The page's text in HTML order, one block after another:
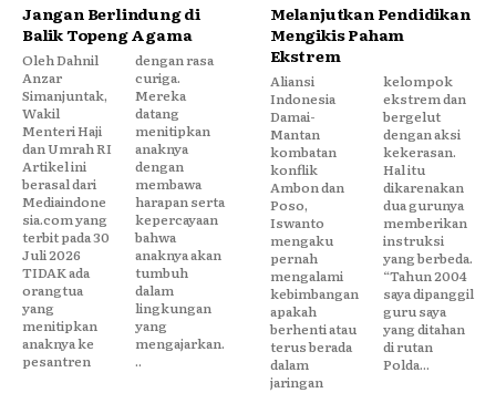
Jangan Berlindung di
Balik Topeng Agama
Oleh Dahnil
Anzar
Simanjuntak,
Wakil
Menteri Haji
dan Umrah RI
Artikel ini
berasal dari
Mediaindone
sia.com yang
terbit pada 30
Juli 2026
TIDAK ada
orangtua
yang
menitipkan
anaknya ke
pesantren
dengan rasa
curiga.
Mereka
datang
menitipkan
anaknya
dengan
membawa
harapan serta
kepercayaan
bahwa
anaknya akan
tumbuh
dalam
lingkungan
yang
mengajarkan.
..
Melanjutkan Pendidikan
Mengikis Paham
Ekstrem
Aliansi
Indonesia
Damai-
Mantan
kombatan
konflik
Ambon dan
Poso,
Iswanto
mengaku
pernah
mengalami
kebimbangan
apakah
berhenti atau
terus berada
dalam
jaringan
kelompok
ekstrem dan
bergelut
dengan aksi
kekerasan.
Hal itu
dikarenakan
dua gurunya
memberikan
instruksi
yang berbeda.
“Tahun 2004
saya dipanggil
guru saya
yang ditahan
di rutan
Polda...